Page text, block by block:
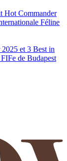
Hot Commander
Féline
et 3 Best in
de Budapest